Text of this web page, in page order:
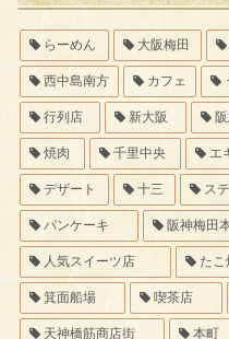
らーめん 大阪梅田
西中島南方 カフェ
行列店 新大阪 阪
焼肉 千里中央 エ
デザート 十三 ス
パンケーキ 阪神梅田
人気スイーツ店 たこ
箕面船場 喫茶店
天神橋筋商店街 本町